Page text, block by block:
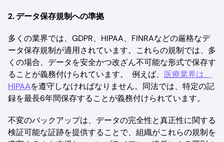
2. データ保存規制への準拠
多くの業界では、GDPR、HIPAA、FINRAなどの厳格なデ
ータ保存規制が適用されています。これらの規制では、多
くの場合、データを安全かつ改ざん不可能な形式で保存す
ることが義務付けられています。 例えば、 医療業界は、
HIPAAを遵守しなければなりません。同法では、特定の記
録を最長6年間保存することが義務付けられています。
不変のバックアップは、データの完全性と真正性に関する
検証可能な証跡を提供することで、組織がこれらの規制を